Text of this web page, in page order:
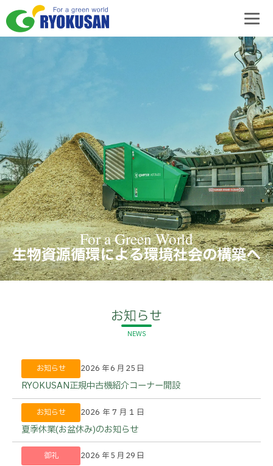
For a Green World
生物資源循環による環境社会の構築へ
お知らせ
2026年6月25日
お知らせ
RYOKUSAN正規中古機紹介コーナー開設
2026年7月1日
お知らせ
夏季休業(お盆休み)のお知らせ
2026年5月29日
御礼